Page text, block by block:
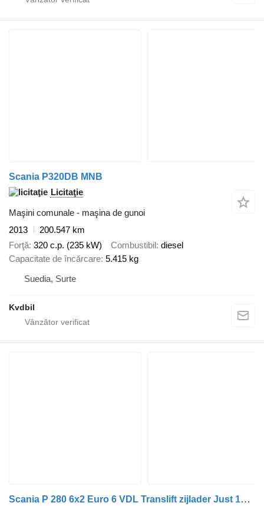
Scania P320DB MNB
Licitaţie
Maşini comunale - maşina de gunoi
2013
200.547 km
Forţă 320 c.p. (235 kW) Combustibil diesel
Capacitate de încărcare 5.415 kg
Suedia, Surte
Kvdbil
Scania P 280 6x2 Euro 6 VDL Translift zijlader Just 159.334 km!